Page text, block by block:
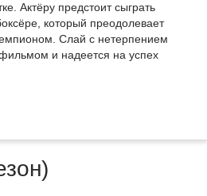
Актёру предстоит сыграть
который преодолевает
Слай с нетерпением
и надеется на успех